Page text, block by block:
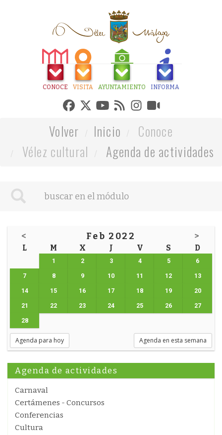
CONOCE VISITA AYUNTAMIENTO INFORMA
Volver Inicio
Conoce
Vélez cultural
Agenda de actividades
< Feb 2022 >
L M X J V S D
1 2 3 4 5 6
7 8 9 10 11 12 13
14 15 16 17 18 19 20
21 22 23 24 25 26 27
28
Agenda para hoy Agenda en esta semana
Agenda de actividades
Carnaval
Certámenes - Concursos
Conferencias
Cultura